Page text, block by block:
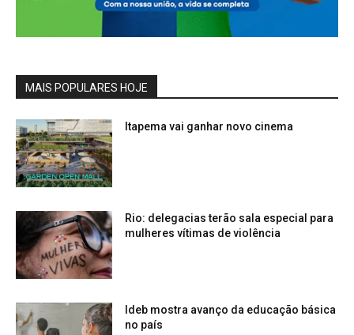
MAIS POPULARES HOJE
Itapema vai ganhar novo cinema
Rio: delegacias terão sala especial para
mulheres vítimas de violência
Ideb mostra avanço da educação básica
no país